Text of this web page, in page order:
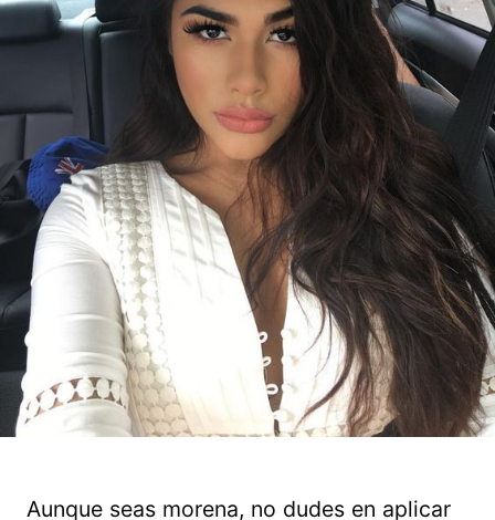
Aunque seas morena, no dudes en aplicar